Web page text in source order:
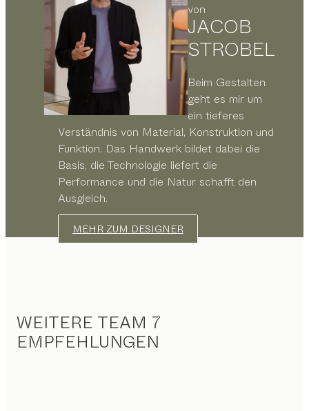
von
JACOB
STROBEL
Beim Gestalten
geht es mir um
ein tieferes
Verständnis von Material, Konstruktion und
Funktion. Das Handwerk bildet dabei die
Basis, die Technologie liefert die
Performance und die Natur schafft den
Ausgleich.
MEHR ZUM DESIGNER
WEITERE TEAM 7
EMPFEHLUNGEN